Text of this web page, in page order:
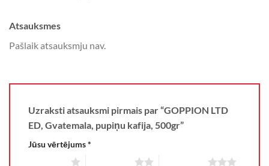
Atsauksmes
Pašlaik atsauksmju nav.
Uzraksti atsauksmi pirmais par “GOPPION LTD
ED, Gvatemala, pupiņu kafija, 500gr”
Jūsu vērtējums*